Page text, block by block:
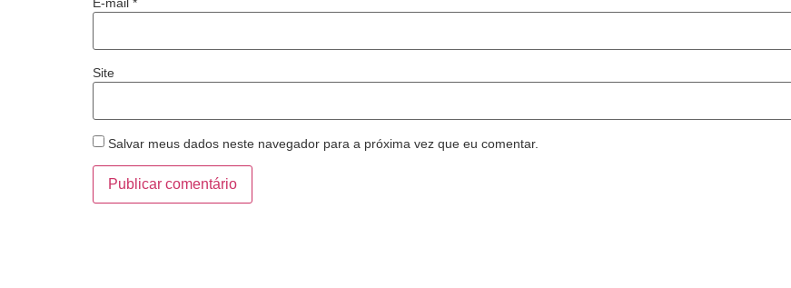
Site
Salvar meus dados neste navegador para a próxima vez que eu comentar.